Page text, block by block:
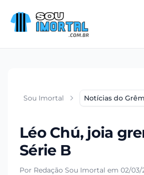
Sou Imortal Notícias do
Léo Chú, joia
Série B
Por Redação Sou Imortal em 02/03/